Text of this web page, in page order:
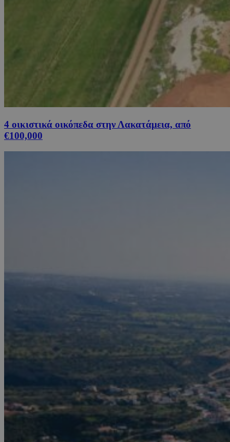
4 οικιστικά οικόπεδα στην Λακατάμεια, από
€100,000